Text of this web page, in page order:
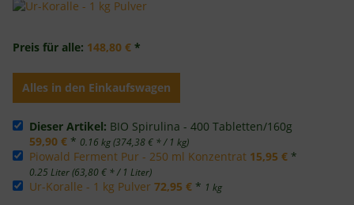
Preis für alle: 148,80 € *
Alles in den Einkaufswagen
Dieser Artikel: BIO Spirulina - 400 Tabletten/160g
59,90 € * 0.16 kg (374,38 € * / 1 kg)
Piowald Ferment Pur - 250 ml Konzentrat 15,95 € *
0.25 Liter (63,80 € * / 1 Liter)
Ur-Koralle - 1 kg Pulver 72,95 € * 1 kg